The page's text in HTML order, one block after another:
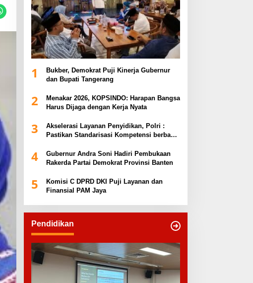
1
Bukber, Demokrat Puji Kinerja Gubernur
dan Bupati Tangerang
2
Menakar 2026, KOPSINDO: Harapan Bangsa
Harus Dijaga dengan Kerja Nyata
3
Akselerasi Layanan Penyidikan, Polri :
Pastikan Standarisasi Kompetensi berbasis
4
Gubernur Andra Soni Hadiri Pembukaan
Rakerda Partai Demokrat Provinsi Banten
5
Komisi C DPRD DKI Puji Layanan dan
Finansial PAM Jaya
Pendidikan